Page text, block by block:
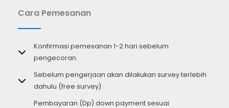
Cara Pemesanan
Konfirmasi pemesanan 1-2 hari sebelum
pengecoran.
Sebelum pengerjaan akan dilakukan survey terlebih
dahulu (free survey).
Pembayaran (Dp) down payment sesuai